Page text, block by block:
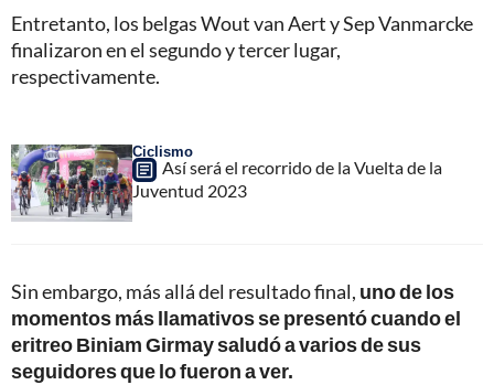
Entretanto, los belgas Wout van Aert y Sep Vanmarcke
finalizaron en el segundo y tercer lugar,
respectivamente.
Ciclismo
Así será el recorrido de la Vuelta de la
Juventud 2023
Sin embargo, más allá del resultado final, uno de los
momentos más llamativos se presentó cuando el
eritreo Biniam Girmay saludó a varios de sus
seguidores que lo fueron a ver.